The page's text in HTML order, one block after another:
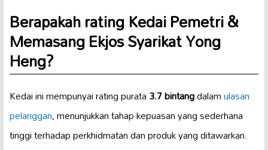
Berapakah rating Kedai Pemetri &
Memasang Ekjos Syarikat Yong
Heng?
Kedai ini mempunyai rating purata3.7 bintangdalamulasan
pelanggan, menunjukkan tahap kepuasan yang sederhana
tinggi terhadap perkhidmatan dan produk yang ditawarkan.